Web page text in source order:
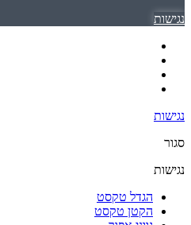
נגישות
נגישות
סגור
נגישות
הגדל טקסט
הקטן טקסט